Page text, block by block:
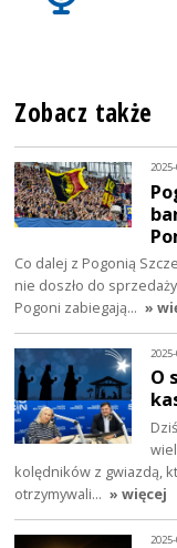
Zobacz także
Co dalej z Pogonią
nie doszło do
Pogoni zabiegają… »
O
kolędników z gwiazdą,
otrzymywali… » więcej